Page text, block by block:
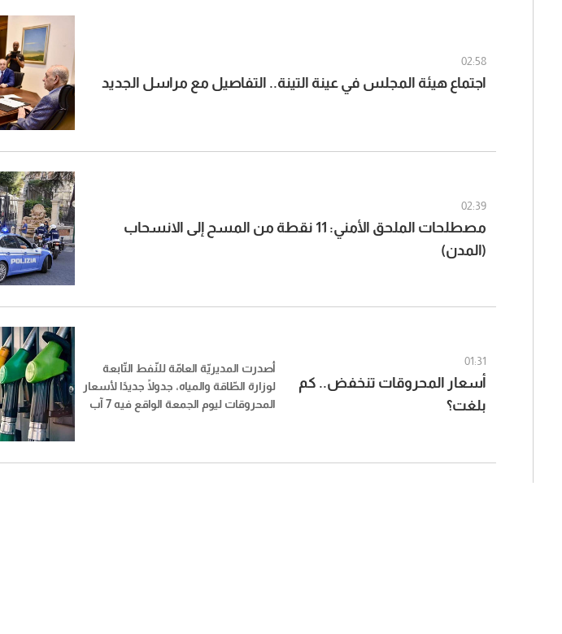
02:58
اجتماع هيئة المجلس في عينة التينة.. التفاصيل مع مراسل الجديد
02:39
مصطلحات الملحق الأمني: 11 نقطة من المسح إلى الانسحاب
(المدن)
01:31
أسعار المحروقات تنخفض.. كم
بلغت؟
أصدرت المديريّة العامّة للنّفط التّابعة
لوزارة الطّاقة والمياه، جدولًا جديدًا لأسعار
المحروقات ليوم الجمعة الواقع فيه 7 آب